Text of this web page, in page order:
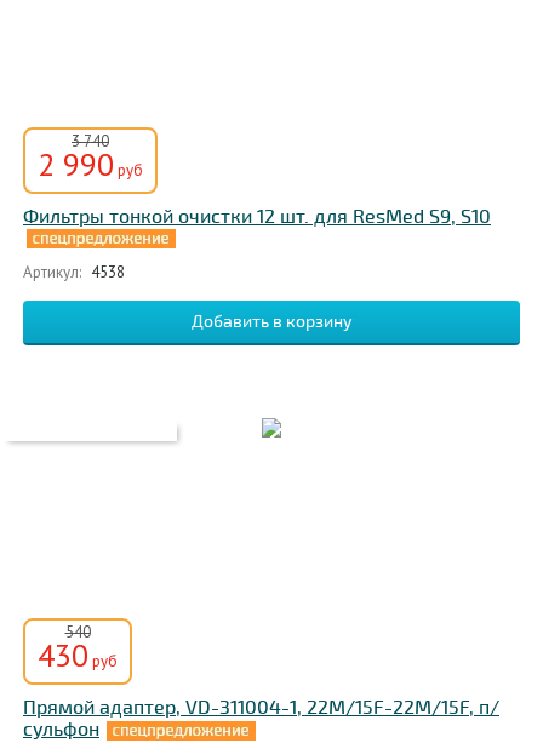
3 740
2 990 руб
Фильтры тонкой очистки 12 шт. для ResMed S9, S10
Артикул: 4538
540
430 руб
Прямой адаптер, VD-311004-1, 22M/15F-22M/15F, п/
сульфон